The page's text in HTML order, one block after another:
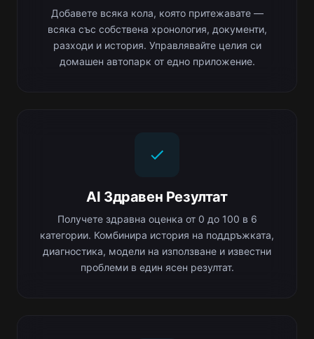
Добавете всяка кола, която притежавате —
всяка със собствена хронология, документи,
разходи и история. Управлявайте целия си
домашен автопарк от едно приложение.
AI Здравен Резултат
Получете здравна оценка от 0 до 100 в 6
категории. Комбинира история на поддръжката,
диагностика, модели на използване и известни
проблеми в един ясен резултат.